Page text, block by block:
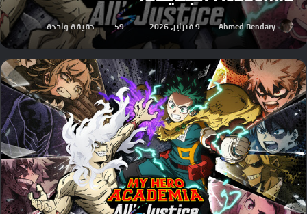
Ahmed Bendary 9 فبراير، 2026 59 دقيقة واحدة